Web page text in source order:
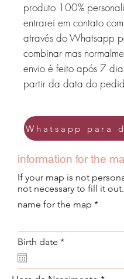
produto 100%
entrarei em contato
através do Whatsapp
combinar mas
envio é feito após 7
partir da data do
information for the
If your map is not
not necessary to fill it out.
name for the map
Birth date *r
u